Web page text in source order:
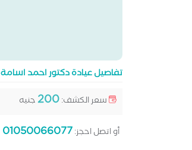
تفاصيل عيادة دكتور احمد اسامة
سعر الكشف:200جنيه
أو اتصل احجز:01050066077